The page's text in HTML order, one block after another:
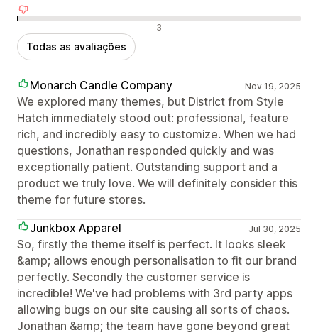
Avaliações negativas 3
Todas as avaliações
Monarch Candle Company Nov 19, 2025
We explored many themes, but District from Style
Hatch immediately stood out: professional, feature
rich, and incredibly easy to customize. When we had
questions, Jonathan responded quickly and was
exceptionally patient. Outstanding support and a
product we truly love. We will definitely consider this
theme for future stores.
Junkbox Apparel
Jul 30, 2025
So, firstly the theme itself is perfect. It looks sleek
&amp; allows enough personalisation to fit our brand
perfectly. Secondly the customer service is
incredible! We've had problems with 3rd party apps
allowing bugs on our site causing all sorts of chaos.
Jonathan &amp; the team have gone beyond great